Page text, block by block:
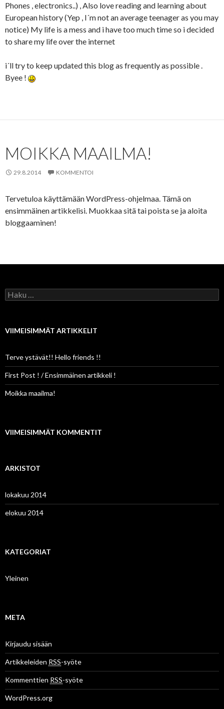
Phones , electronics..) , Also love reading and learning about
European history (Yep , I´m not an average teenager as you may
notice) My life is a mess and i have too much time so i decided
to share my life over the internet
i´ll try to keep updated this blog as frequently as possible .
Byee !
MOIKKA MAAILMA!
29.8.2014 KOMMENTOI
Tervetuloa käyttämään WordPress-ohjelmaa. Tämä on
ensimmäinen artikkelisi. Muokkaa sitä tai poista se ja aloita
bloggaaminen!
Haku:
VIIMEISIMMÄT ARTIKKELIT
Terve ystävät!! Hello friends !!
First Post ! / Ensimmäinen artikkeli !
Moikka maailma!
VIIMEISIMMÄT KOMMENTIT
ARKISTOT
lokakuu 2014
elokuu 2014
KATEGORIAT
Yleinen
META
Kirjaudu sisään
Artikkeleiden RSS-syöte
Kommenttien RSS-syöte
WordPress.org